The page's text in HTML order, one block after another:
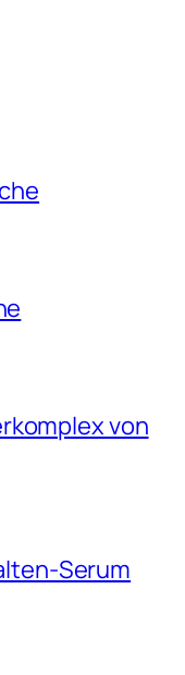
von
Serum